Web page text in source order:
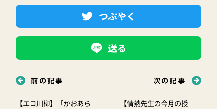
つぶやく
送る
前の記事
【エコ川柳】「かおあら
次の記事
【情熱先生の今月の授